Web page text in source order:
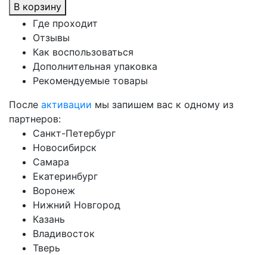
В корзину
Где проходит
Отзывы
Как воспользоваться
Дополнительная упаковка
Рекомендуемые товары
После активации мы запишем вас к одному из
партнеров:
Санкт-Петербург
Новосибирск
Самара
Екатеринбург
Воронеж
Нижний Новгород
Казань
Владивосток
Тверь